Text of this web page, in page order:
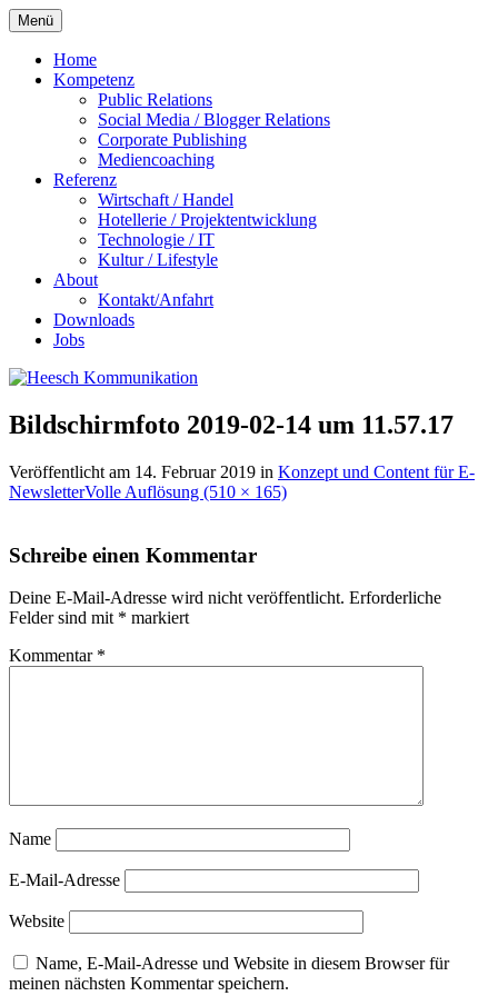
Menü Zum
Inhalt
springen
Home
Kompetenz
Public Relations
Social Media / Blogger Relations
Corporate Publishing
Mediencoaching
Referenz
Wirtschaft / Handel
Hotellerie / Projektentwicklung
Technologie / IT
Kultur / Lifestyle
About
Kontakt/Anfahrt
Downloads
Jobs
Bildschirmfoto 2019-02-14 um 11.57.17
Veröffentlicht am 14. Februar 2019 in Konzept und Content für E-
NewsletterVolle Auflösung (510 × 165)
Schreibe einen Kommentar
Deine E-Mail-Adresse wird nicht veröffentlicht. Erforderliche
Felder sind mit * markiert
Kommentar *
Name
E-Mail-Adresse
Website
Name, E-Mail-Adresse und Website in diesem Browser für
meinen nächsten Kommentar speichern.